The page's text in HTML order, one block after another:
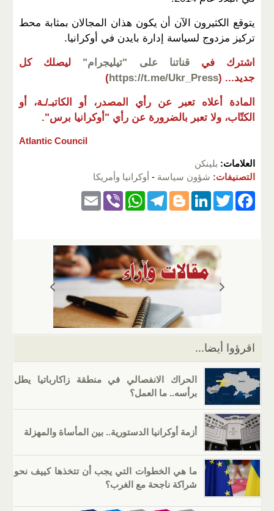
يتوقع الكثيرون الآن أن يكون هذان المجالان بمثابة محط
تركيز مزدوج لسياسة إدارة بايدن في أوكرانيا.
اشترك في قناتنا على "تيليجرام"
ليصلك كل
جديد... (
https://t.me/Ukr_Press
)
المادة أعلاه تعبر عن رأي المصدر، أو الكاتبـ/ـة، أو
الكتّاب، ولا تعبر بالضرورة عن رأي "أوكرانيا برس".
Atlantic Council
العلامات: بلينكن
التصنيفات: شؤون سياسة - أوكرانيا وأمريكا
F
k
T
er
Li
e
dI
Bl
g
er
T
gr
a
m
W
s
A
p
p
Vi
اقرؤوا أيضا...
الحراك الانفصالي في منطقة زاكارباتيا يطل
برأسه.. ما العمل؟
أزمة أوكرانيا الدستورية.. بين المأساة والمهزلة
ما هي الخطوات التي يجب أن تتخذها كييف نحو
شراكة ناجحة مع الغرب؟